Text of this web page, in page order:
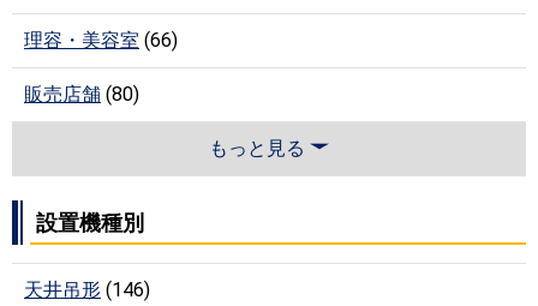
理容・美容室 (66)
販売店舗 (80)
もっと見る
設置機種別
天井吊形 (146)